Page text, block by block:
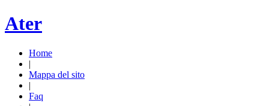
Ater
Home
|
Mappa del sito
|
Faq